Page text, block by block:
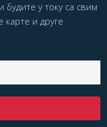
у току са свим
и друге